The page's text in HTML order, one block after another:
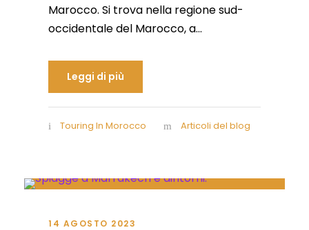
Marocco. Si trova nella regione sud-
occidentale del Marocco, a...
Leggi di più
Touring In Morocco Articoli del blog
14 AGOSTO 2023